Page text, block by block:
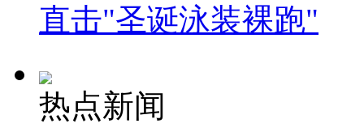
直击"圣诞泳装裸跑"
热点新闻